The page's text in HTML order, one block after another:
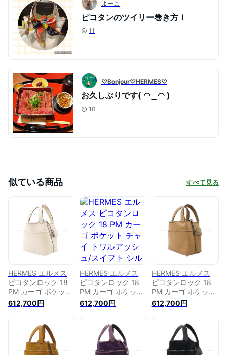
よーこ
ピコタンのツイリー巻き方！
11
♡Bonjour♡HERMES♡
お久しぶりです( ◠‿◠ )
10
似ている商品 すべて見る
HERMES エルメス
ピコタンロック 18
PM カーゴ ポケット
ナタ トワルアッシ
ュ/スイフト シルバ
U刻印 新品(HERMES
Picotin Lock 18 PM
Cargo Pockets Nata
612,700円
HERMES エルメス
ピコタンロック 18
PM カーゴ ポケット
チャイ トワルアッシ
ュ/スイフト シルバ
U刻印 新品(HERMES
Picotin Lock 18 PM
Cargo Pockets Chai
612,700円
HERMES エルメス
ピコタンロック 18
PM カーゴ ポケット
チャイ トワルアッシ
ュ/スイフト シルバ
U刻印 新品(HERMES
Picotin Lock 18 PM
Cargo Pockets Chai
612,700円